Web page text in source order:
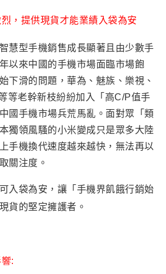
， 提供現貨才能業績入袋為安
慧型手機銷售成長顯著且由少數手
以來中國的手機市場面臨市場飽
下滑的 問題 ， 華為、魅族、樂視、
等老幹新枝紛紛加入 「 高C/P值手
國手機市場兵荒馬亂。面對眾 「 類
獨領風騷的小米變成只是眾多大陸
手機換代速度越來越快 ， 無法再以
關注度。
入袋為安 ， 讓「手機界飢餓行銷始
貨的堅定擁護者。
: